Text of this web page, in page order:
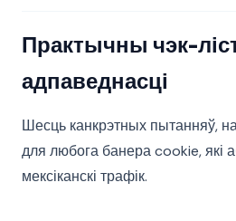
Практычны чэк-
адпаведнасці
Шесць канкрэтных пытанняў,
для любога банера cookie, які
мексіканскі трафік.